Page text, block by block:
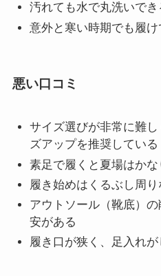
汚れても水で丸洗いで
意外と寒い時期でも履
悪い口コミ
サイズ選びが非常に難
ズアップを推奨している
素足で履くと夏場はか
履き始めはくるぶし周
アウトソール（靴底）
安がある
履き口が狭く、足入れ